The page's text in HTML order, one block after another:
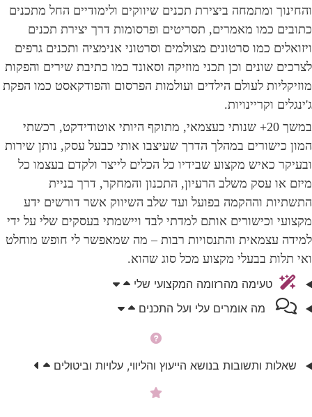
והחינוך ומתמחה ביצירת תכנים שיווקים ולימודיים החל מתכנים
כתובים כמו מאמרים, תסריטים ופרסומות דרך יצירת תכנים
ויזואלים כמו סרטונים מצולמים וסרטוני אנימציה ותכנים גרפים
לצרכים שונים וכן תכני מוזיקה וסאונד כמו כתיבת שירים והפקות
מוזיקליות לעולם הילדים ועולמות הפרסום והפודקאסט כמו הפקת
ג'ינגלים וקריינויות.
במשך 20+ שנותי כעצמאי, מתוקף היותי אוטודידקט, רכשתי
המון כישורים במהלך הדרך שעיצבו אותי כבעל עסק, נותן שירות
ובעיקר כאיש מקצוע שבידיו כל הכלים לייצר ולקדם בעצמו כל
מיזם או עסק משלב הרעיון, התכנון והמחקר, דרך בניית
התשתיות וההקמה בפועל ועד שלב השיווק אשר דורשים ידע
מקצועי וכישורים אותם למדתי לבד ויישמתי בעסקים שלי על ידי
למידה עצמאית והתנסויות רבות – מה שמאפשר לי חופש מוחלט
ואי תלות בבעלי מקצוע מכל סוג שהוא.
טעימה מהרזומה המקצועי שלי
מה אומרים עלי ועל התכנים
שאלות ותשובות בנושא הייעוץ והליווי, עלויות וביטולים